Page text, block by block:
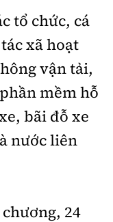
tổ chức, cá
xã hoạt
vận tải,
mềm hỗ
bãi đỗ xe
nước liên
24